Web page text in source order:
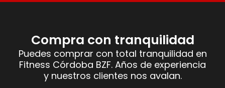
Compra con tranquilidad
Puedes comprar con total tranquilidad en
Fitness Córdoba BZF. Años de experiencia
y nuestros clientes nos avalan.